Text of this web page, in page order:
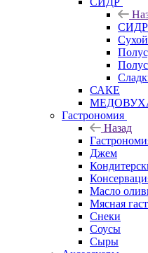
СИДР
Сухой
САКЕ
Гастрономия
Назад
Джем
Масло
Мясная
Снеки
Соусы
Сыры